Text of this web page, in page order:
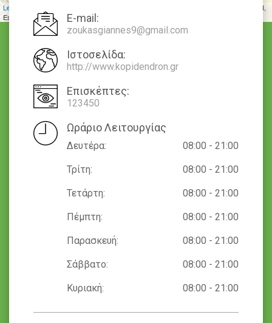
Leaflet
| Tiles © Esri — Source: Esri, DeLorme, NAVTEQ, USGS, Intermap, iPC, NRCAN,
Esri Japan, METI, Esri China (Hong Kong), Esri (Thailand), TomTom, 2012
E-mail:
zoukasgiannes9@gmail.com
Ιστοσελίδα:
http://www.kopidendron.gr
Επισκέπτες:
123450
Ωράριο Λειτουργίας
Δευτέρα: 08:00 - 21:00
Τρίτη: 08:00 - 21:00
Τετάρτη: 08:00 - 21:00
Πέμπτη: 08:00 - 21:00
Παρασκευή: 08:00 - 21:00
Σάββατο: 08:00 - 21:00
Κυριακή: 08:00 - 21:00